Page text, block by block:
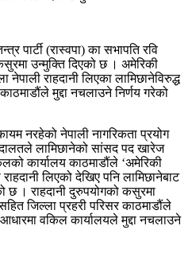
पार्टी (रास्वपा) का सभापति रवि
उन्मुक्ति दिएको छ । अमेरिकी
नेपाली राहदानी लिएका लामिछानेविरुद्ध
मुद्दा नचलाउने निर्णय गरेको
नरहेको नेपाली नागरिकता प्रयोग
लामिछानेको सांसद पद खारेज
कार्यालय काठमाडौंले ‘अमेरिकी
राहदानी लिएको देखिए पनि लामिछानेबाट
छ । राहदानी दुरुपयोगको कसुरमा
जिल्ला प्रहरी परिसर काठमाडौंले
वकिल कार्यालयले मुद्दा नचलाउने